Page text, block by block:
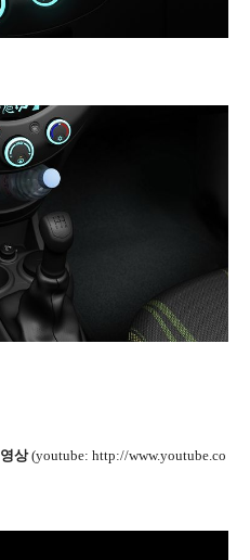
상(youtube: http://www.youtube.co